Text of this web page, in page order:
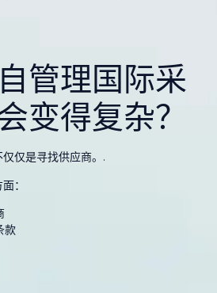
管理国际采
变得复杂？
仅是寻找供应商。.
：
款